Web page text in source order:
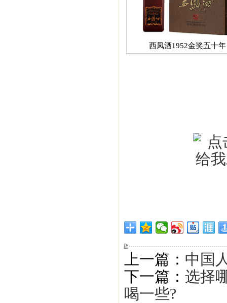
西凤酒1952金奖五十年
上一篇： 中国
下一篇： 选择
喝一些?